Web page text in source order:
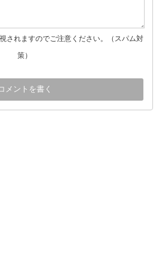
されますのでご注意ください。（スパム対
策）